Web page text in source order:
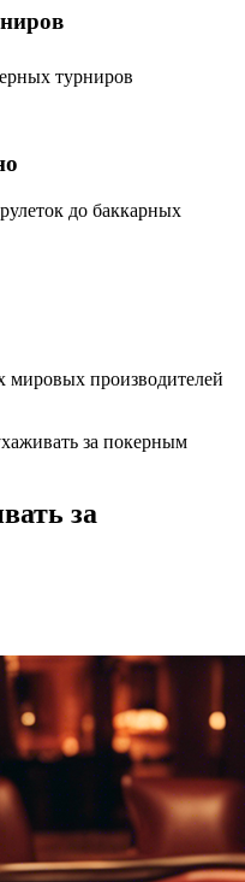
турниров
до баккарных
мировых производителей
за покерным
за